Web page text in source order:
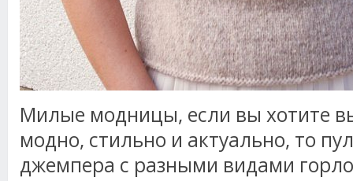
Милые модницы, если вы хотите
модно, стильно и актуально, то
джемпера с разными видами